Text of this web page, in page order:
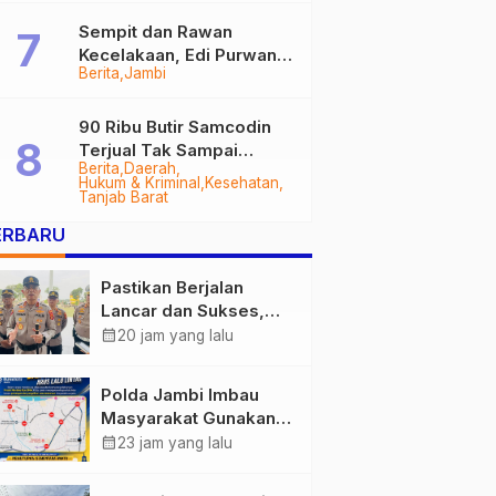
Berita Jambi
Sempit dan Rawan
Kecelakaan, Edi Purwanto
Targetkan Jalan Lintas
2028
Berita Daerah
Hukum & Kriminal
Kesehatan
Tanjab Barat
90 Ribu Butir Samcodin
Terjual Tak Sampai
Setahun, Indra Safari
Desak Audit Menyeluruh
Pastikan Berjalan
Lancar dan Sukses,
Polda Jambi Siapkan
1.848 Personel Kawal
Presisi Merdeka Run
calendar_month20 jam yang lalu
Polda Jambi Imbau
Masyarakat Gunakan
Jalur Alternatif Selama
calendar_month23 jam yang lalu